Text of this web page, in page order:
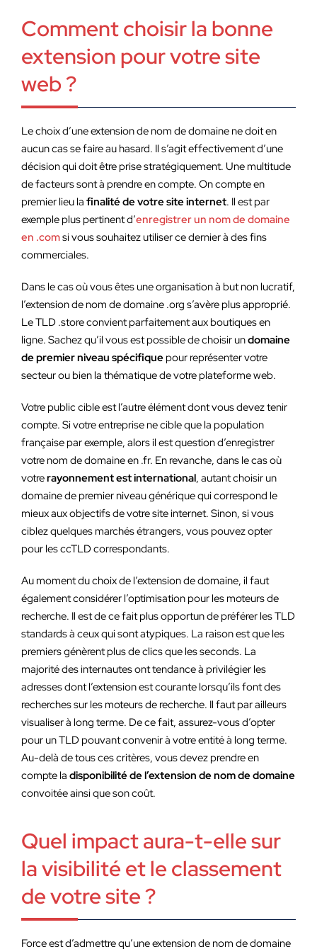
Comment choisir la bonne
extension pour votre site
web ?
Le choix d’une extension de nom de domaine ne doit en
aucun cas se faire au hasard. Il s’agit effectivement d’une
décision qui doit être prise stratégiquement. Une multitude
de facteurs sont à prendre en compte. On compte en
premier lieu la finalité de votre site internet. Il est par
exemple plus pertinent d’enregistrer un nom de domaine
en .comsi vous souhaitez utiliser ce dernier à des fins
commerciales.
Dans le cas où vous êtes une organisation à but non lucratif,
l’extension de nom de domaine .org s’avère plus approprié.
Le TLD .store convient parfaitement aux boutiques en
ligne. Sachez qu’il vous est possible de choisir undomaine
de premier niveau spécifique pour représenter votre
secteur ou bien la thématique de votre plateforme web.
Votre public cible est l’autre élément dont vous devez tenir
compte. Si votre entreprise ne cible que la population
française par exemple, alors il est question d’enregistrer
votre nom de domaine en .fr. En revanche, dans le cas où
votrerayonnement est international, autant choisir un
domaine de premier niveau générique qui correspond le
mieux aux objectifs de votre site internet. Sinon, si vous
ciblez quelques marchés étrangers, vous pouvez opter
pour les ccTLD correspondants.
Au moment du choix de l’extension de domaine, il faut
également considérer l’optimisation pour les moteurs de
recherche. Il est de ce fait plus opportun de préférer les TLD
standards à ceux qui sont atypiques. La raison est que les
premiers génèrent plus de clics que les seconds. La
majorité des internautes ont tendance à privilégier les
adresses dont l’extension est courante lorsqu’ils font des
recherches sur les moteurs de recherche. Il faut par ailleurs
visualiser à long terme. De ce fait, assurez-vous d’opter
pour un TLD pouvant convenir à votre entité à long terme.
Au-delà de tous ces critères, vous devez prendre en
compte la disponibilité de l’extension de nom de domaine
convoitée ainsi que son coût.
Quel impact aura-t-elle sur
la visibilité et le classement
de votre site ?
Force est d’admettre qu’une extension de nom de domaine